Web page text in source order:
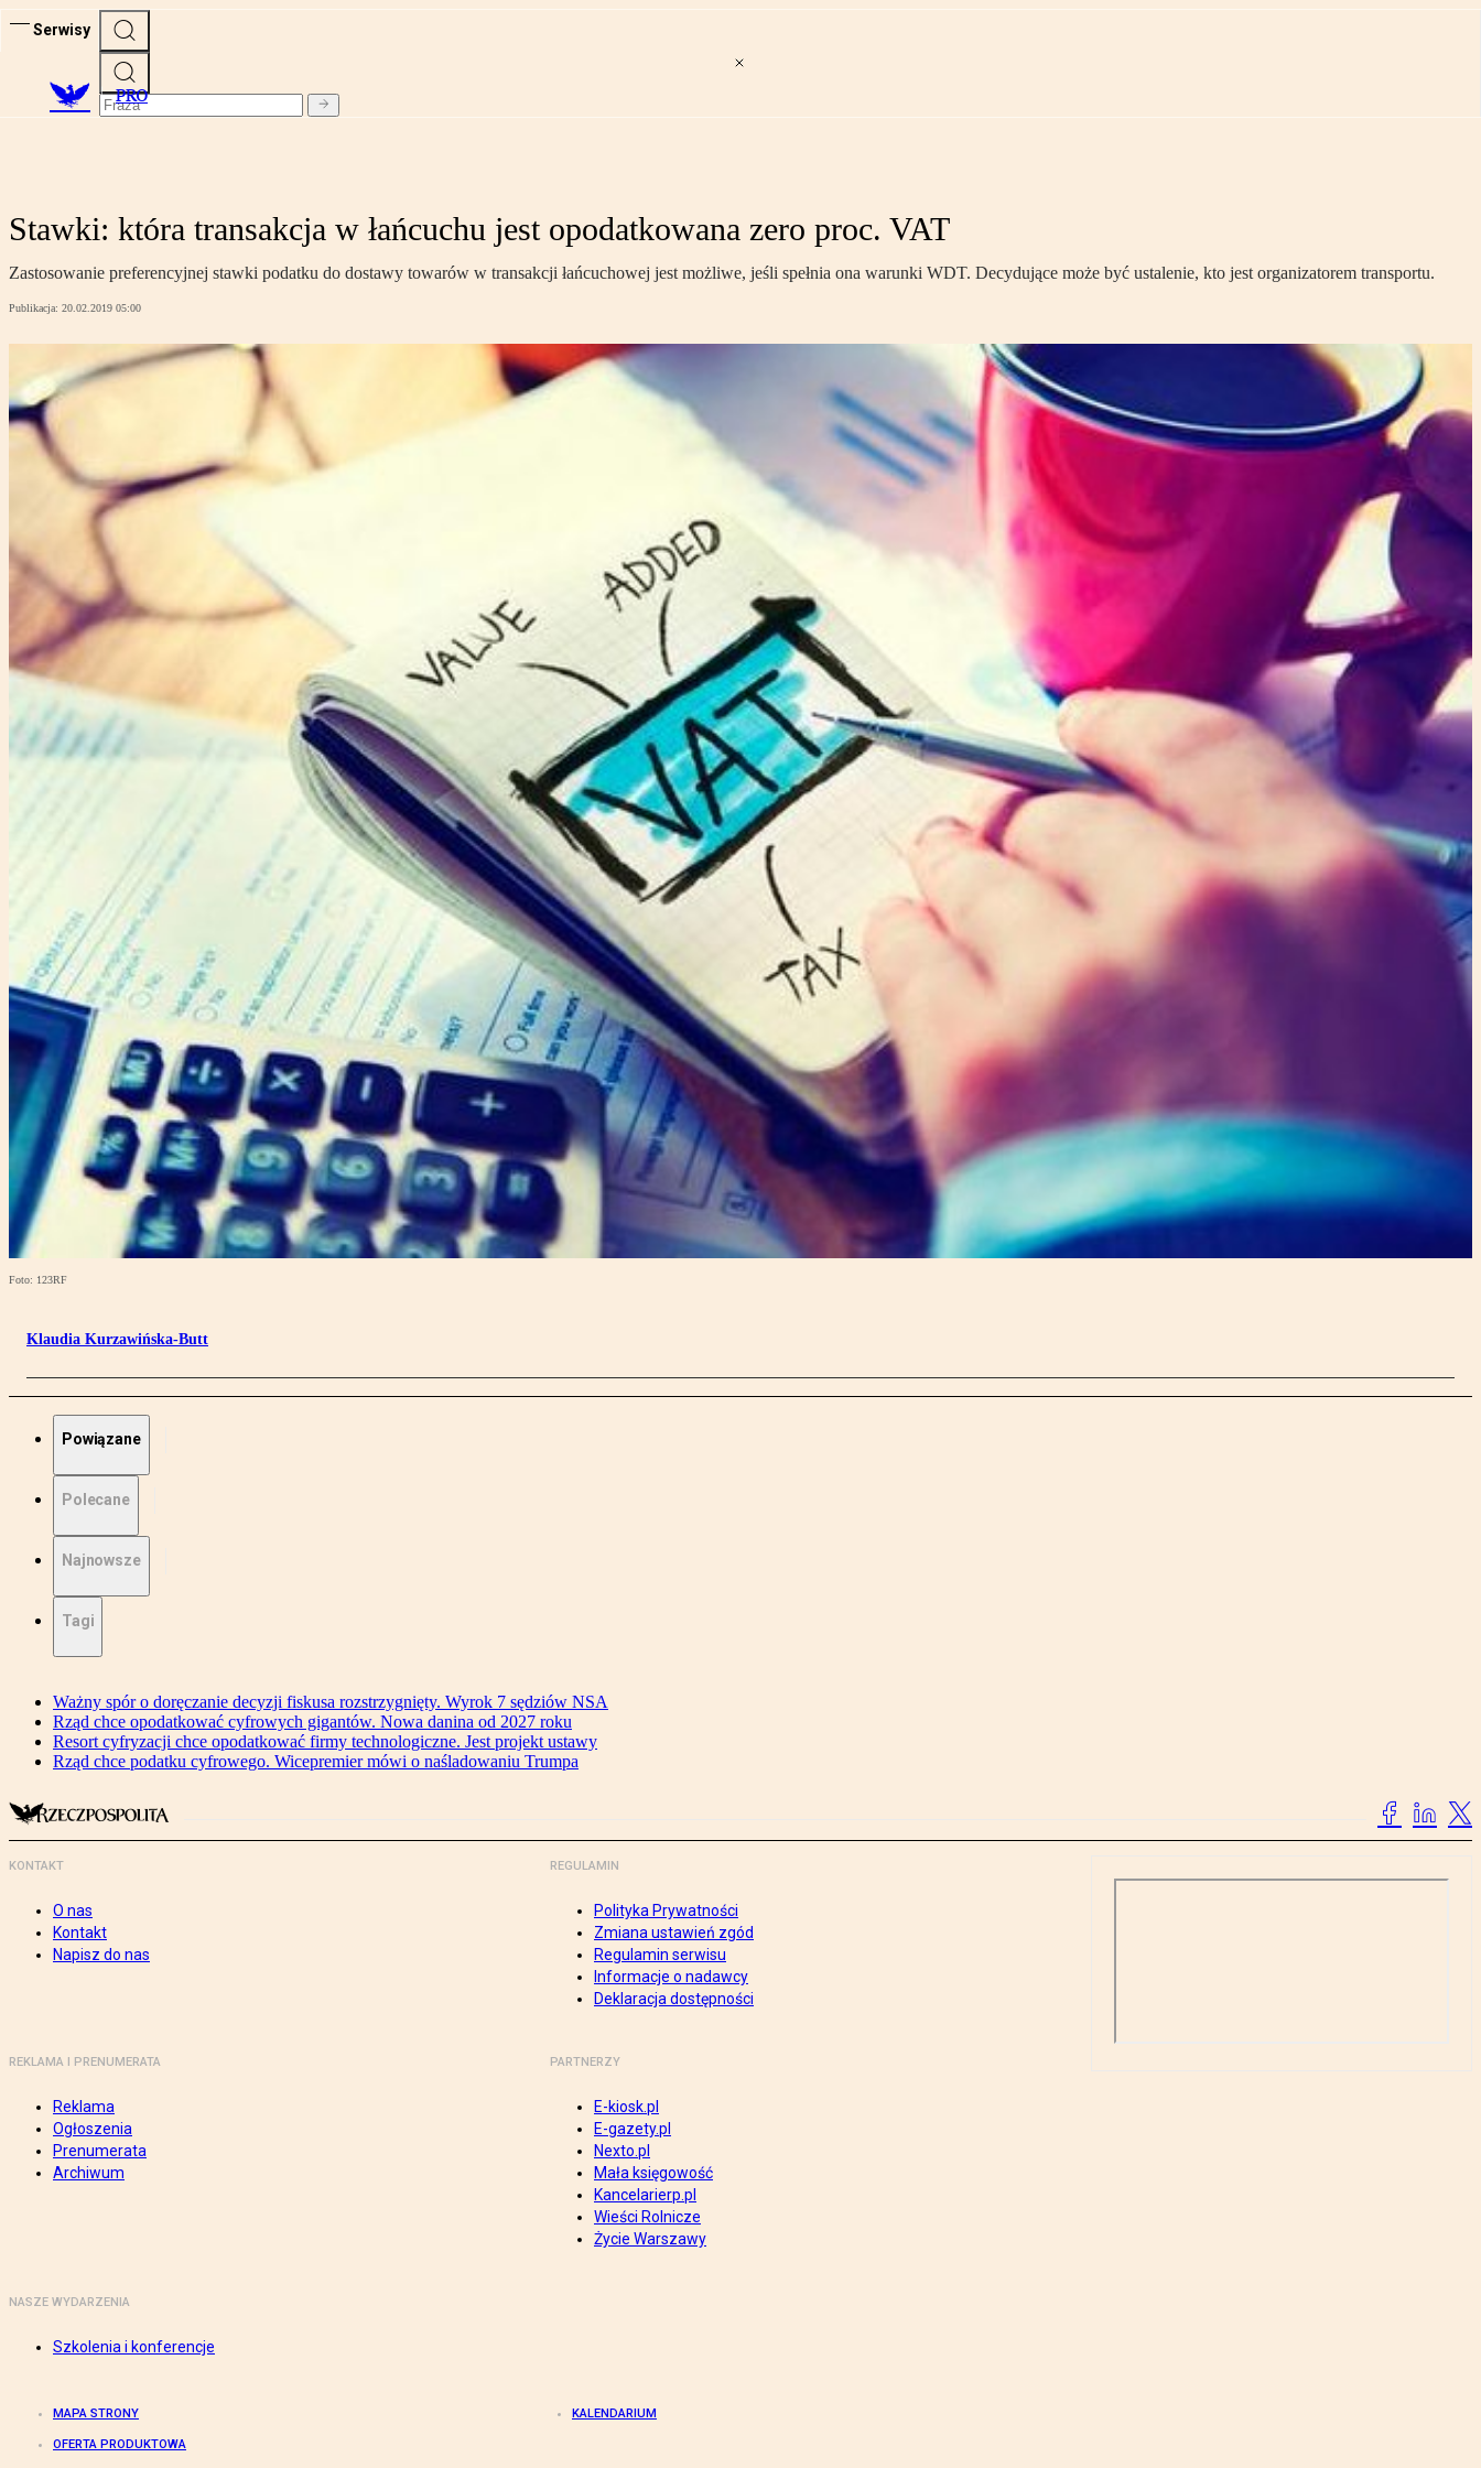
Serwisy
PRO
Stawki: która transakcja w łańcuchu jest opodatkowana zero proc. VAT
Zastosowanie preferencyjnej stawki podatku do dostawy towarów w transakcji łańcuchowej jest możliwe, jeśli spełnia ona warunki WDT. Decydujące może być ustalenie, kto jest organizatorem transportu.
Publikacja: 20.02.2019 05:00
Foto: 123RF
Klaudia Kurzawińska-Butt
Powiązane
Polecane
Najnowsze
Tagi
Ważny spór o doręczanie decyzji fiskusa rozstrzygnięty. Wyrok 7 sędziów NSA
Rząd chce opodatkować cyfrowych gigantów. Nowa danina od 2027 roku
Resort cyfryzacji chce opodatkować firmy technologiczne. Jest projekt ustawy
Rząd chce podatku cyfrowego. Wicepremier mówi o naśladowaniu Trumpa
KONTAKT
O nas
Kontakt
Napisz do nas
REGULAMIN
Polityka Prywatności
Zmiana ustawień zgód
Regulamin serwisu
Informacje o nadawcy
Deklaracja dostępności
REKLAMA I PRENUMERATA
Reklama
Ogłoszenia
Prenumerata
Archiwum
PARTNERZY
E-kiosk.pl
E-gazety.pl
Nexto.pl
Mała księgowość
Kancelarierp.pl
Wieści Rolnicze
Życie Warszawy
NASZE WYDARZENIA
Szkolenia i konferencje
MAPA STRONY KALENDARIUM
OFERTA PRODUKTOWA